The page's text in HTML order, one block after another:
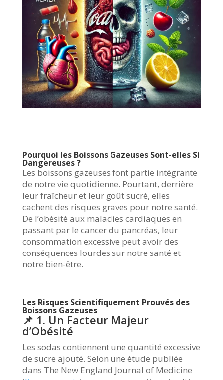
Pourquoi les Boissons Gazeuses Sont-elles Si
Dangereuses ?
Les boissons gazeuses font partie intégrante
de notre vie quotidienne. Pourtant, derrière
leur fraîcheur et leur goût sucré, elles
cachent des risques graves pour notre santé.
De l’obésité aux maladies cardiaques en
passant par le cancer du pancréas, leur
consommation excessive peut avoir des
conséquences lourdes sur notre santé et
notre bien-être.
Les Risques Scientifiquement Prouvés des
Boissons Gazeuses
📌 1. Un Facteur Majeur
d’Obésité
Les sodas contiennent une quantité excessive
de sucre ajouté. Selon une étude publiée
dans The New England Journal of Medicine